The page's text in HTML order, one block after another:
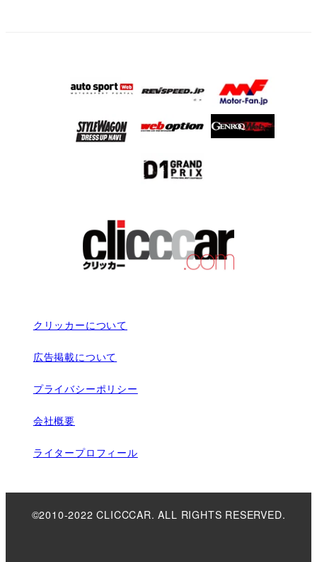
クリッカーについて
広告掲載について
プライバシーポリシー
会社概要
ライタープロフィール
©2010-2022 CLICCCAR. ALL RIGHTS RESERVED.